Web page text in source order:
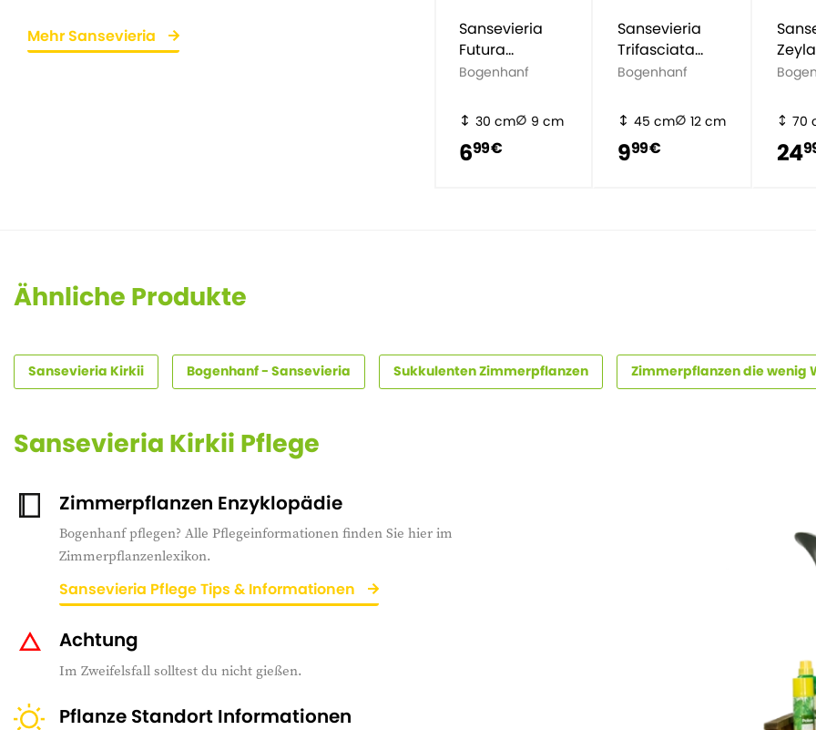
Mehr Sansevieria
Sansevieria
Futura
Superba
Bogenhanf
30 cm 9 cm
699 €
Sansevieria
Trifasciata
Black Coral
Bogenhanf
45 cm 12 cm
999 €
70
24
Ähnliche Produkte
Sansevieria Kirkii Bogenhanf - Sansevieria Sukkulenten Zimmerpflanzen Zimmerpflanzen die wenig
Sansevieria Kirkii Pflege
Zimmerpflanzen Enzyklopädie
Bogenhanf pflegen? Alle Pflegeinformationen finden Sie hier im
Zimmerpflanzenlexikon.
Sansevieria Pflege Tips & Informationen
Achtung
Im Zweifelsfall solltest du nicht gießen.
Pflanze Standort Informationen